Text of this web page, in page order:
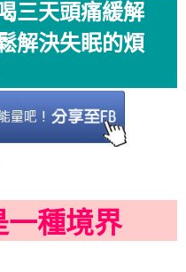
三天頭痛緩解
解決失眠的煩
一種境界